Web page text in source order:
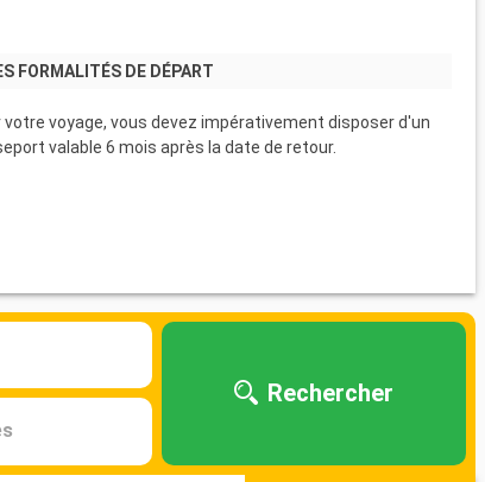
FORMALITÉS DE DÉPART
votre voyage, vous devez impérativement disposer d'un
valable 6 mois après la date de retour.
Rechercher